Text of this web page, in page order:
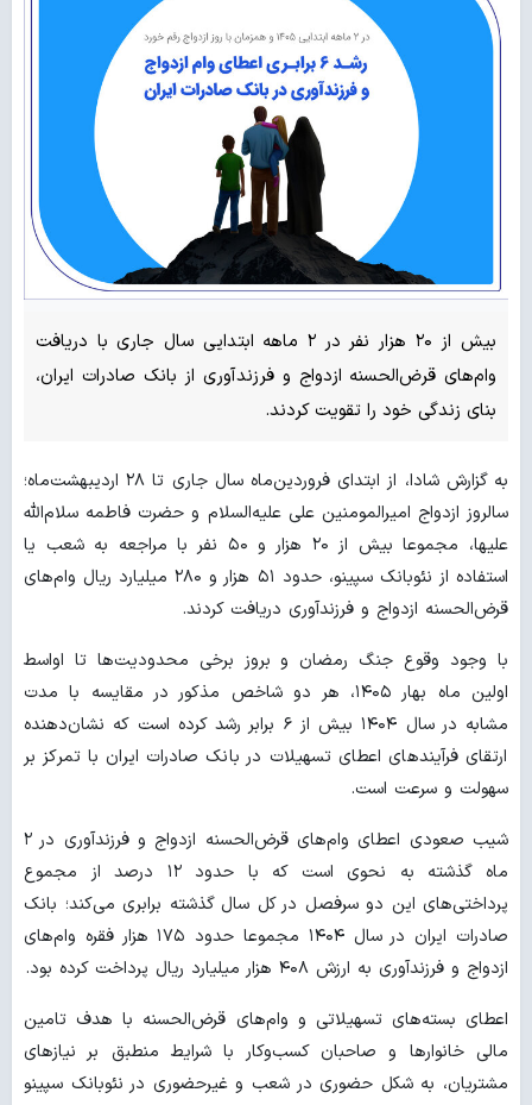
‌بیش از ۲۰ هزار نفر در ۲ ماهه ابتدایی سال جاری با دریافت
وام‌های قرض‌الحسنه ازدواج و فرزندآوری از بانک صادرات ایران،
بنای زندگی خود را تقویت کردند.
به گزارش شادا، از ابتدای فروردین‌ماه سال جاری تا ۲۸ اردیبهشت‌ماه؛
سالروز ازدواج امیرالمومنین علی علیه‌السلام و حضرت فاطمه سلام‌الله
علیها، مجموعا بیش از ۲۰ هزار و ۵۰ نفر با مراجعه به شعب یا
استفاده از نئوبانک سپینو، حدود ۵۱ هزار و ۲۸۰ میلیارد ریال وام‌های
قرض‌الحسنه ازدواج و فرزندآوری دریافت کردند.
با وجود وقوع جنگ رمضان و بروز برخی محدودیت‌ها تا اواسط
اولین ماه بهار ۱۴۰۵، هر دو شاخص مذکور در مقایسه با مدت
مشابه در سال ۱۴۰۴ بیش از ۶ برابر رشد کرده است که نشان‌دهنده
ارتقای فرآیندهای اعطای تسهیلات در بانک صادرات ایران با تمرکز بر
سهولت و سرعت است.
شیب صعودی اعطای وام‌های قرض‌الحسنه ازدواج و فرزندآوری در ۲
ماه گذشته به نحوی است که با حدود ۱۲ درصد از مجموع
پرداختی‌های این دو سرفصل در کل سال گذشته برابری می‌کند؛ بانک
صادرات ایران در سال ۱۴۰۴ مجموعا حدود ۱۷۵ هزار فقره وام‌های
ازدواج و فرزندآوری به ارزش ۴۰۸ هزار میلیارد ریال پرداخت کرده بود.
اعطای بسته‌های تسهیلاتی و وام‌های قرض‌الحسنه با هدف تامین
مالی خانوارها و صاحبان کسب‌وکار با شرایط منطبق بر نیازهای
مشتریان، به شکل حضوری در شعب و غیرحضوری در نئوبانک سپینو